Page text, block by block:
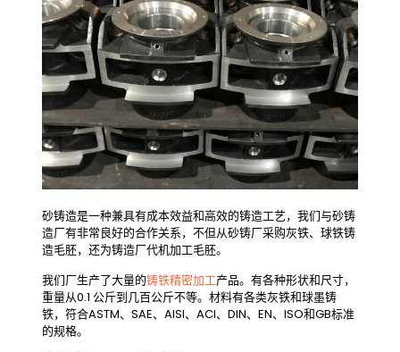
砂铸造是一种兼具有成本效益和高效的铸造工艺，我们与砂铸
造厂有非常良好的合作关系，不但从砂铸厂采购灰铁、球铁铸
造毛胚，还为铸造厂代机加工毛胚。
我们厂生产了大量的铸铁精密加工产品。有各种形状和尺寸，
重量从0.1 公斤到几百公斤不等。材料有各类灰铁和球墨铸
铁，符合ASTM、SAE、AISI、ACI、DIN、EN、ISO和GB标准
的规格。